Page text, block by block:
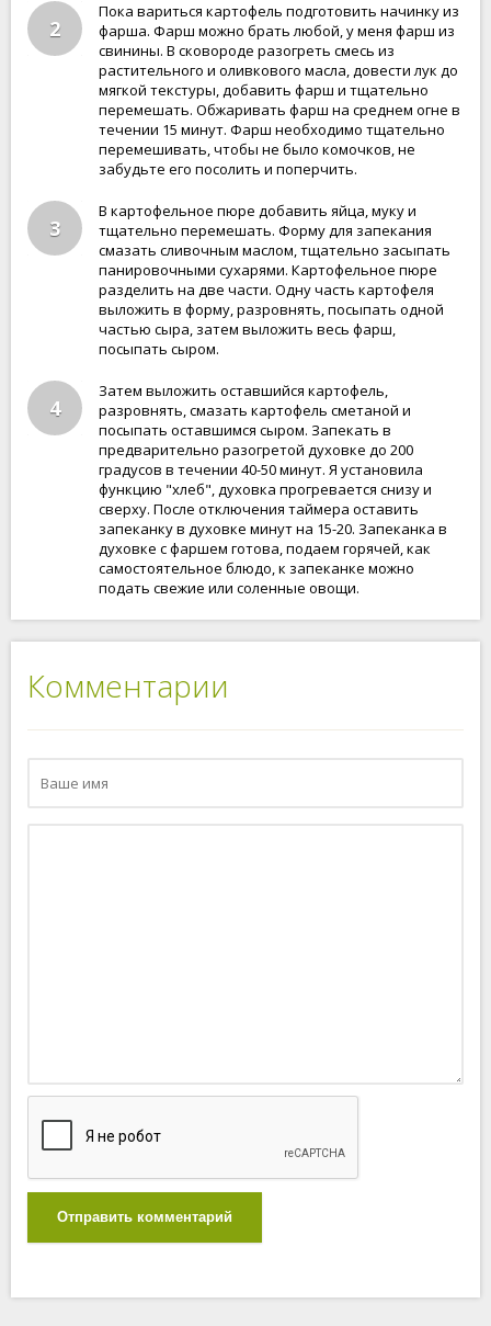
2
Пока вариться картофель подготовить начинку из
фарша. Фарш можно брать любой, у меня фарш из
свинины. В сковороде разогреть смесь из
растительного и оливкового масла, довести лук до
мягкой текстуры, добавить фарш и тщательно
перемешать. Обжаривать фарш на среднем огне в
течении 15 минут. Фарш необходимо тщательно
перемешивать, чтобы не было комочков, не
забудьте его посолить и поперчить.
3
В картофельное пюре добавить яйца, муку и
тщательно перемешать. Форму для запекания
смазать сливочным маслом, тщательно засыпать
панировочными сухарями. Картофельное пюре
разделить на две части. Одну часть картофеля
выложить в форму, разровнять, посыпать одной
частью сыра, затем выложить весь фарш,
посыпать сыром.
4
Затем выложить оставшийся картофель,
разровнять, смазать картофель сметаной и
посыпать оставшимся сыром. Запекать в
предварительно разогретой духовке до 200
градусов в течении 40-50 минут. Я установила
функцию "хлеб", духовка прогревается снизу и
сверху. После отключения таймера оставить
запеканку в духовке минут на 15-20. Запеканка в
духовке с фаршем готова, подаем горячей, как
самостоятельное блюдо, к запеканке можно
подать свежие или соленные овощи.
Комментарии
Отправить комментарий